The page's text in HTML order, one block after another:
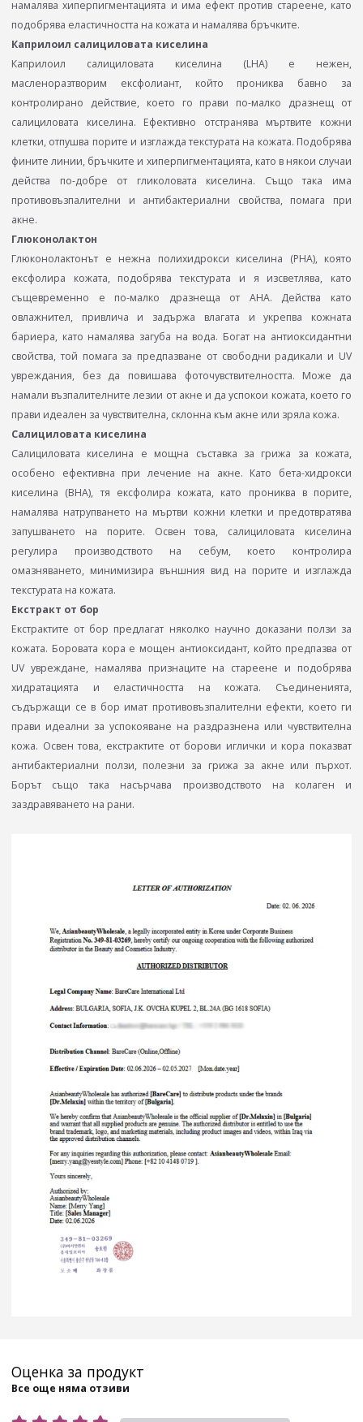
намалява хиперпигментацията и има ефект против стареене, като
подобрява еластичността на кожата и намалява бръчките.
Каприлоил салициловата киселина
Каприлоил салициловата киселина (LHA) е нежен,
масленоразтворим ексфолиант, който прониква бавно за
контролирано действие, което го прави по-малко дразнещ от
салициловата киселина. Ефективно отстранява мъртвите кожни
клетки, отпушва порите и изглажда текстурата на кожата. Подобрява
фините линии, бръчките и хиперпигментацията, като в някои случаи
действа по-добре от гликоловата киселина. Също така има
противовъзпалителни и антибактериални свойства, помага при
акне.
Глюконолактон
Глюконолактонът е нежна полихидрокси киселина (PHA), която
ексфолира кожата, подобрява текстурата и я изсветлява, като
същевременно e по-малко дразнеща от AHA. Действа като
овлажнител, привлича и задържа влагата и укрепва кожната
бариера, като намалява загуба на вода. Богат на антиоксидантни
свойства, той помага за предпазване от свободни радикали и UV
увреждания, без да повишава фоточувствителността. Може да
намали възпалителните лезии от акне и да успокои кожата, което го
прави идеален за чувствителна, склонна към акне или зряла кожа.
Салициловата киселина
Салициловата киселина е мощна съставка за грижа за кожата,
особено ефективна при лечение на акне. Като бета-хидрокси
киселина (BHA), тя ексфолира кожата, като прониква в порите,
намалява натрупването на мъртви кожни клетки и предотвратява
запушването на порите. Освен това, салициловата киселина
регулира производството на себум, което контролира
омазняването, минимизира външния вид на порите и изглажда
текстурата на кожата.
Екстракт от бор
Екстрактите от бор предлагат няколко научно доказани ползи за
кожата. Боровата кора е мощен антиоксидант, който предпазва от
UV увреждане, намалява признаците на стареене и подобрява
хидратацията и еластичността на кожата. Съединенията,
съдържащи се в бор имат противовъзпалителни ефекти, което ги
прави идеални за успокояване на раздразнена или чувствителна
кожа. Освен това, екстрактите от борови иглички и кора показват
антибактериални ползи, полезни за грижа за акне или пърхот.
Борът също така насърчава производството на колаген и
заздравяването на рани.
Оценка за продукт
Все още няма отзиви